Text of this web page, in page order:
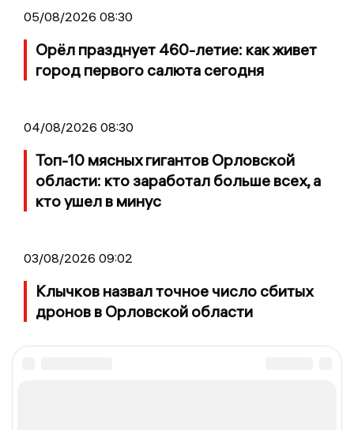
05/08/2026 08:30
Орёл празднует 460-летие: как живет
город первого салюта сегодня
04/08/2026 08:30
Топ-10 мясных гигантов Орловской
области: кто заработал больше всех, а
кто ушел в минус
03/08/2026 09:02
Клычков назвал точное число сбитых
дронов в Орловской области